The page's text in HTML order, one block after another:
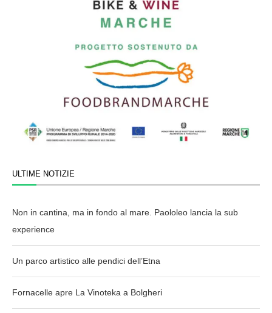
ULTIME NOTIZIE
Non in cantina, ma in fondo al mare. Paololeo lancia la sub
experience
Un parco artistico alle pendici dell’Etna
Fornacelle apre La Vinoteka a Bolgheri